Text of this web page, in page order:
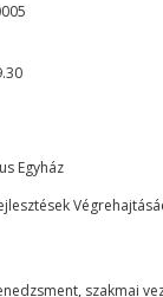
Egyház
szakmai